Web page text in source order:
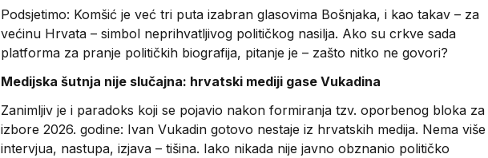
Podsjetimo: Komšić je već tri puta izabran glasovima Bošnjaka, i kao takav – za
većinu Hrvata – simbol neprihvatljivog političkog nasilja. Ako su crkve sada
platforma za pranje političkih biografija, pitanje je – zašto nitko ne govori?
Medijska šutnja nije slučajna: hrvatski mediji gase Vukadina
Zanimljiv je i paradoks koji se pojavio nakon formiranja tzv. oporbenog bloka za
izbore 2026. godine: Ivan Vukadin gotovo nestaje iz hrvatskih medija. Nema više
intervjua, nastupa, izjava – tišina. Iako nikada nije javno obznanio političko